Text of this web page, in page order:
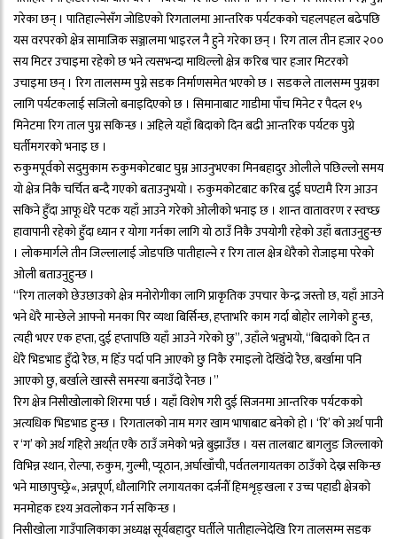
गरेका छन् । पातिहाल्नेसँग जोडिएको रिगतालमा आन्तरिक पर्यटकको चहलपहल बढेपछि
यस वरपरको क्षेत्र सामाजिक सञ्जालमा भाइरल नै हुने गरेका छन् । रिग ताल तीन हजार २००
सय मिटर उचाइमा रहेको छ भने त्यसभन्दा माथिल्लो क्षेत्र करिब चार हजार मिटरको
उचाइमा छन् । रिग तालसम्म पुग्ने सडक निर्माणसमेत भएको छ । सडकले तालसम्म पुग्नका
लागि पर्यटकलाई सजिलो बनाइदिएको छ । सिमानाबाट गाडीमा पाँच मिनेट र पैदल १५
मिनेटमा रिग ताल पुग्न सकिन्छ । अहिले यहाँ बिदाको दिन बढी आन्तरिक पर्यटक पुग्ने
घर्तीमगरको भनाइ छ ।
रुकुमपूर्वको सदुमुकाम रुकुमकोटबाट घुम्न आउनुभएका मिनबहादुर ओलीले पछिल्लो समय
यो क्षेत्र निकै चर्चित बन्दै गएको बताउनुभयो । रुकुमकोटबाट करिब दुई घण्टामै रिग आउन
सकिने हुँदा आफू धेरै पटक यहाँ आउने गरेको ओलीको भनाइ छ । शान्त वातावरण र स्वच्छ
हावापानी रहेको हुँदा ध्यान र योगा गर्नका लागि यो ठाउँ निकै उपयोगी रहेको उहाँ बताउनुहुन्छ
। लोकमार्गले तीन जिल्लालाई जोडपछि पातीहाल्ने र रिग ताल क्षेत्र धेरैको रोजाइमा परेको
ओली बताउनुहुन्छ ।
“रिग तालको छेउछाउको क्षेत्र मनोरोगीका लागि प्राकृतिक उपचार केन्द्र जस्तो छ, यहाँ आउने
भने धेरै मान्छेले आफ्नो मनका पिर व्यथा बिर्सिन्छ, हप्ताभरि काम गर्दा बोहोर लागेको हुन्छ,
त्यही भएर एक हप्ता, दुई हप्तापछि यहाँ आउने गरेको छु”, उहाँले भन्नुभयो, “बिदाको दिन त
धेरै भिडभाड हुँदो रैछ, म हिँउ पर्दा पनि आएको छु निकै रमाइलो देखिँदो रैछ, बर्खामा पनि
आएको छु, बर्खाले खास्सै समस्या बनाउँदो रैनछ ।”
रिग क्षेत्र निसीखोलाको शिरमा पर्छ । यहाँ विशेष गरी दुई सिजनमा आन्तरिक पर्यटकको
अत्यधिक भिडभाड हुन्छ । रिगतालको नाम मगर खाम भाषाबाट बनेको हो । ‘रि’ को अर्थ पानी
र ‘ग’ को अर्थ गहिरो अर्था्त एकै ठाउँ जमेको भन्ने बुझाउँछ । यस तालबाट बागलुङ जिल्लाको
विभिन्न स्थान, रोल्पा, रुकुम, गुल्मी, प्यूठान, अर्घाखाँची, पर्वतलगायतका ठाउँको देख्न सकिन्छ
भने माछापुच्छ्रे«, अन्नपूर्ण, धौलागिरि लगायतका दर्जनौँ हिमशृङ्खला र उच्च पहाडी क्षेत्रको
मनमोहक दृश्य अवलोकन गर्न सकिन्छ ।
निसीखोला गाउँपालिकाका अध्यक्ष सूर्यबहादुर घर्तीले पातीहाल्नेदेखि रिग तालसम्म सडक